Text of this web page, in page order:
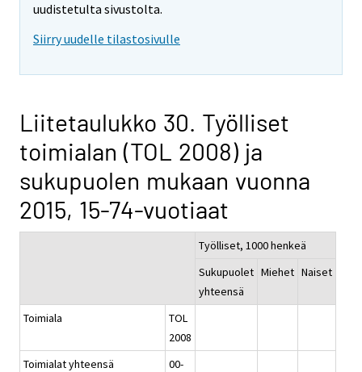
uudistetulta sivustolta.
Siirry uudelle tilastosivulle
Liitetaulukko 30. Työlliset
toimialan (TOL 2008) ja
sukupuolen mukaan vuonna
2015, 15-74-vuotiaat
Työlliset, 1000 henkeä
Sukupuolet
yhteensä
Miehet Naiset
Toimiala
TOL
2008
Toimialat yhteensä
00-